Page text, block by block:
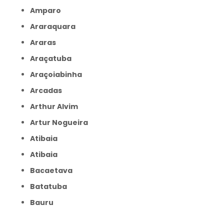
Amparo
Araraquara
Araras
Araçatuba
Araçoiabinha
Arcadas
Arthur Alvim
Artur Nogueira
Atibaia
Atibaia
Bacaetava
Batatuba
Bauru